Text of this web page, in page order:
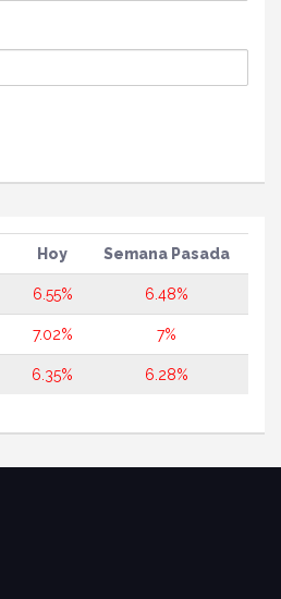
Hoy Semana Pasada
6.55% 6.48%
7.02% 7%
6.35% 6.28%